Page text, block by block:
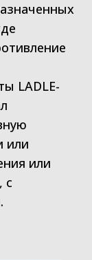
LADLE-
или
или
с